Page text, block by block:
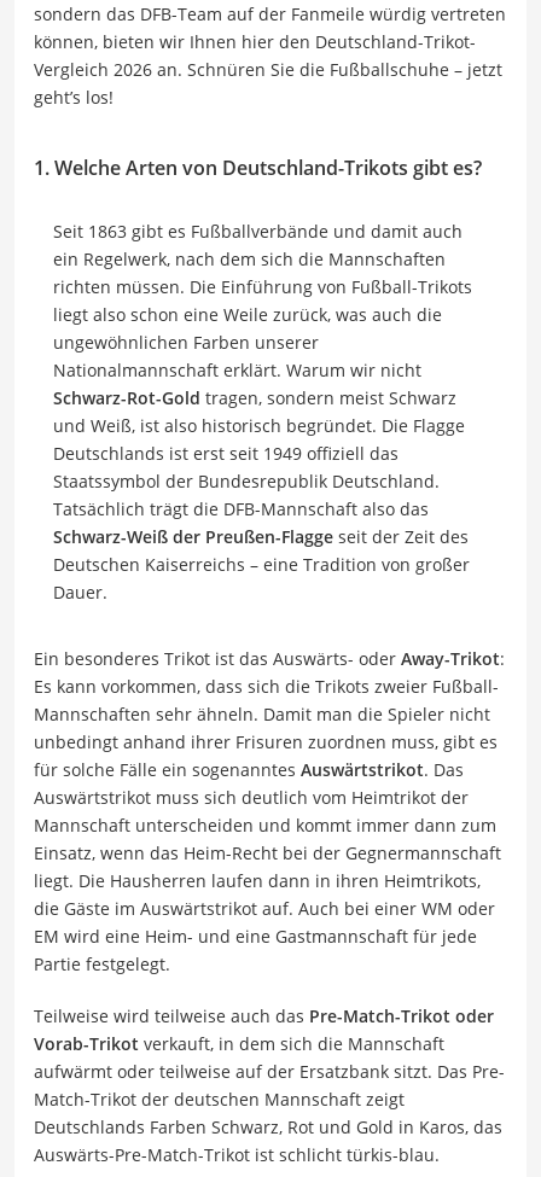
sondern das DFB-Team auf der Fanmeile würdig vertreten
können, bieten wir Ihnen hier den Deutschland-Trikot-
Vergleich 2026 an. Schnüren Sie die Fußballschuhe – jetzt
geht’s los!
1. Welche Arten von Deutschland-Trikots gibt es?
Seit 1863 gibt es Fußballverbände und damit auch
ein Regelwerk, nach dem sich die Mannschaften
richten müssen. Die Einführung von Fußball-Trikots
liegt also schon eine Weile zurück, was auch die
ungewöhnlichen Farben unserer
Nationalmannschaft erklärt. Warum wir nicht
Schwarz-Rot-Gold tragen, sondern meist Schwarz
und Weiß, ist also historisch begründet. Die Flagge
Deutschlands ist erst seit 1949 offiziell das
Staatssymbol der Bundesrepublik Deutschland.
Tatsächlich trägt die DFB-Mannschaft also das
Schwarz-Weiß der Preußen-Flagge seit der Zeit des
Deutschen Kaiserreichs – eine Tradition von großer
Dauer.
Ein besonderes Trikot ist das Auswärts- oder Away-Trikot:
Es kann vorkommen, dass sich die Trikots zweier Fußball-
Mannschaften sehr ähneln. Damit man die Spieler nicht
unbedingt anhand ihrer Frisuren zuordnen muss, gibt es
für solche Fälle ein sogenanntes Auswärtstrikot. Das
Auswärtstrikot muss sich deutlich vom Heimtrikot der
Mannschaft unterscheiden und kommt immer dann zum
Einsatz, wenn das Heim-Recht bei der Gegnermannschaft
liegt. Die Hausherren laufen dann in ihren Heimtrikots,
die Gäste im Auswärtstrikot auf. Auch bei einer WM oder
EM wird eine Heim- und eine Gastmannschaft für jede
Partie festgelegt.
Teilweise wird teilweise auch das Pre-Match-Trikot oder
Vorab-Trikot verkauft, in dem sich die Mannschaft
aufwärmt oder teilweise auf der Ersatzbank sitzt. Das Pre-
Match-Trikot der deutschen Mannschaft zeigt
Deutschlands Farben Schwarz, Rot und Gold in Karos, das
Auswärts-Pre-Match-Trikot ist schlicht türkis-blau.